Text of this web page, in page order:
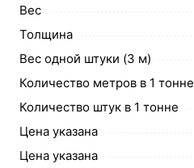
Вес
Толщина
Вес одной штуки (3 м)
Количество метров в 1 тонне
Количество штук в 1 тонне
Цена указана
Цена указана